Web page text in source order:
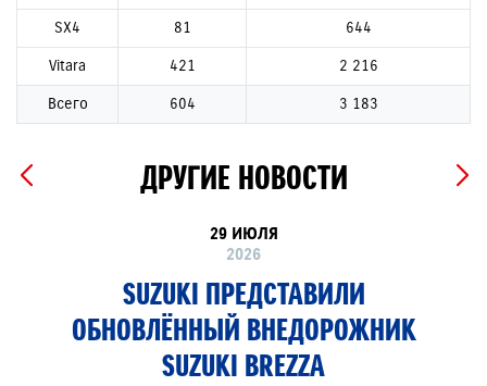
SX4 81 644
Vitara 421 2 216
Всего 604 3 183
ДРУГИЕ НОВОСТИ
29 ИЮЛЯ
2026
SUZUKI ПРЕДСТАВИЛИ
ОБНОВЛЁННЫЙ ВНЕДОРОЖНИК
SUZUKI BREZZA